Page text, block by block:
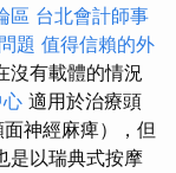
區 台北會計師事
題 值得信賴的外
沒有載體的情況
適用於治療頭
神經麻痺），但
是以瑞典式按摩